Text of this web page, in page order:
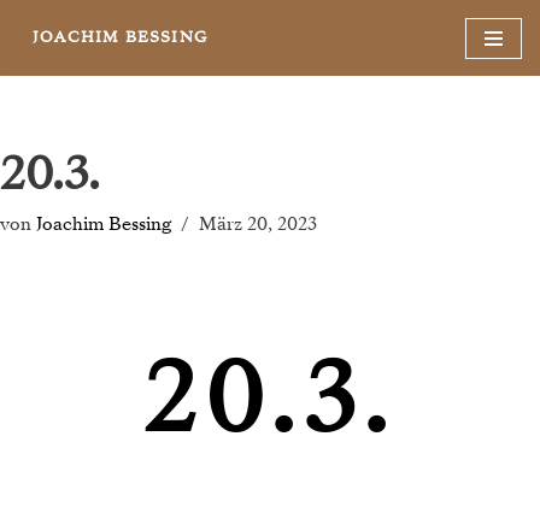
JOACHIM BESSING
20.3.
von Joachim Bessing März 20, 2023
20.3.